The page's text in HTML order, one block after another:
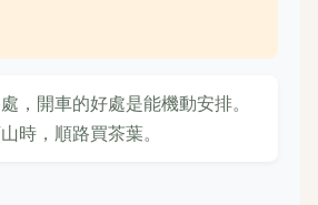
，開車的好處是能機動安排。
時，順路買茶葉。